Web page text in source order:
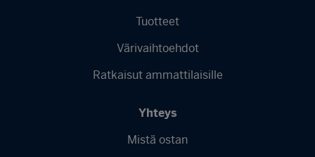
Tuotteet
Värivaihtoehdot
Ratkaisut ammattilaisille
Yhteys
Mistä ostan